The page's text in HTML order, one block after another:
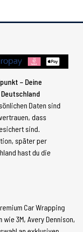
– Deine
Daten sind
dass
sind.
später per
hast du die
Car Wrapping
3M, Avery Dennison,